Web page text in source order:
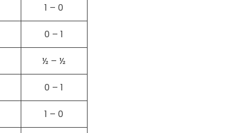
1 – 0
0 – 1
½ – ½
0 – 1
1 – 0